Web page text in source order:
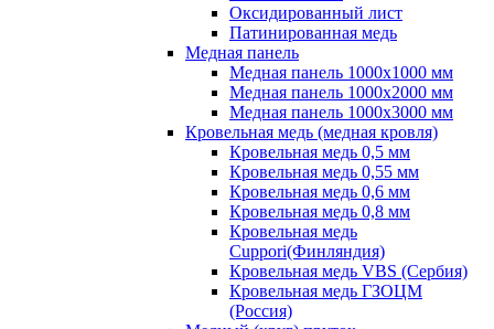
Оксидированный лист
Патинированная медь
Медная панель
Медная панель 1000x1000 мм
Медная панель 1000x2000 мм
Медная панель 1000x3000 мм
Кровельная медь (медная кровля)
Кровельная медь 0,5 мм
Кровельная медь 0,55 мм
Кровельная медь 0,6 мм
Кровельная медь 0,8 мм
Кровельная медь
Cuppori(Финляндия)
Кровельная медь VBS (Сербия)
Кровельная медь ГЗОЦМ
(Россия)